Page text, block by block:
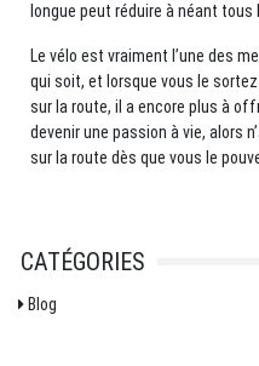
longue peut réduire à néant tous
Le vélo est vraiment l’une des
qui soit, et lorsque vous le
sur la route, il a encore plus à
devenir une passion à vie, alors
sur la route dès que vous le
CATÉGORIES
Blog